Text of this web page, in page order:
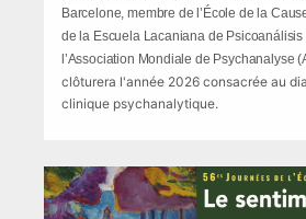
Barcelone, membre de l’École de la
de la Escuela Lacaniana de Psicoanálisis
l’Association Mondiale de Psychanalyse
clôturera l'année 2026 consacrée au
clinique psychanalytique.